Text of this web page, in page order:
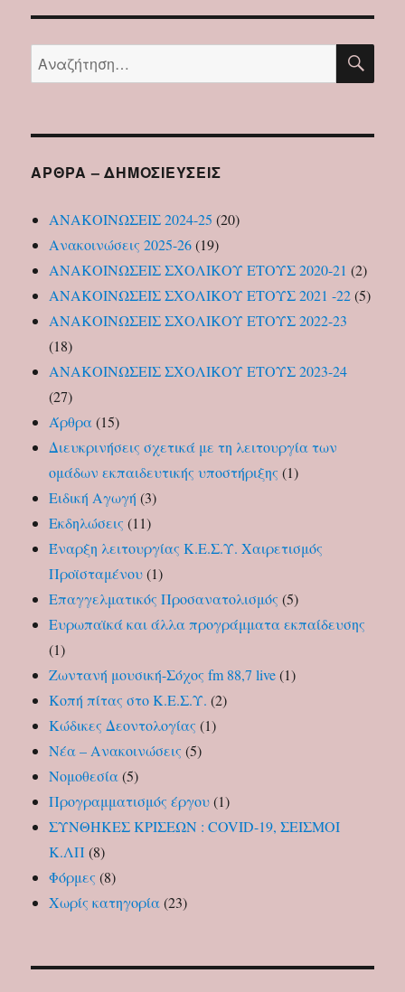
Αναζήτηση
για:
ΑΡΘΡΑ – ΔΗΜΟΣΙΕΥΣΕΙΣ
ΑΝΑΚΟΙΝΩΣΕΙΣ 2024-25 (20)
Ανακοινώσεις 2025-26(19)
ΑΝΑΚΟΙΝΩΣΕΙΣ ΣΧΟΛΙΚΟΥ ΕΤΟΥΣ 2020-21 (2)
ΑΝΑΚΟΙΝΩΣΕΙΣ ΣΧΟΛΙΚΟΥ ΕΤΟΥΣ 2021 -22(5)
ΑΝΑΚΟΙΝΩΣΕΙΣ ΣΧΟΛΙΚΟΥ ΕΤΟΥΣ 2022-23
(18)
ΑΝΑΚΟΙΝΩΣΕΙΣ ΣΧΟΛΙΚΟΥ ΕΤΟΥΣ 2023-24
(27)
Άρθρα(15)
Διευκρινήσεις σχετικά με τη λειτουργία των
ομάδων εκπαιδευτικής υποστήριξης (1)
Ειδική Αγωγή (3)
Εκδηλώσεις (11)
Έναρξη λειτουργίας Κ.Ε.Σ.Υ. Χαιρετισμός
Προϊσταμένου(1)
Επαγγελματικός Προσανατολισμός (5)
Ευρωπαϊκά και άλλα προγράμματα εκπαίδευσης
(1)
Ζωντανή μουσική-Σόχος fm 88,7 live(1)
Κοπή πίτας στο Κ.Ε.Σ.Υ. (2)
Κώδικες Δεοντολογίας (1)
Νέα – Ανακοινώσεις (5)
Νομοθεσία(5)
Προγραμματισμός έργου(1)
ΣΥΝΘΗΚΕΣ ΚΡΙΣΕΩΝ : COVID-19, ΣΕΙΣΜΟΙ
Κ.ΛΠ (8)
Φόρμες (8)
Χωρίς κατηγορία(23)